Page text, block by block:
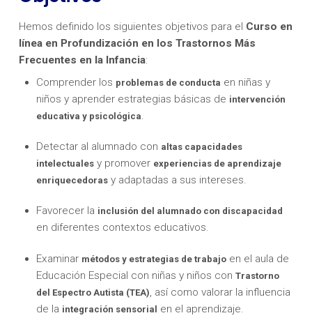
Hemos definido los siguientes objetivos para el Curso en
línea en Profundización en los Trastornos Más
Frecuentes en la Infancia:
Comprender los problemas de conducta en niñas y
niños y aprender estrategias básicas de intervención
educativa y psicológica.
Detectar al alumnado con altas capacidades
intelectuales y promover experiencias de aprendizaje
enriquecedoras y adaptadas a sus intereses.
Favorecer la inclusión del alumnado con discapacidad
en diferentes contextos educativos.
Examinar métodos y estrategias de trabajo en el aula de
Educación Especial con niñas y niños conTrastorno
del Espectro Autista (TEA) , así como valorar la influencia
de la integración sensorial en el aprendizaje.